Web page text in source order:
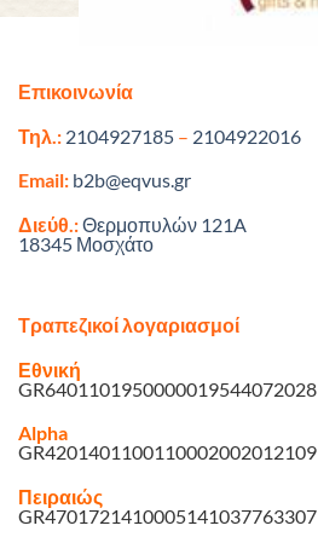
Επικοινωνία
Τηλ.: 2104927185 – 2104922016
Email: b2b@eqvus.gr
Διεύθ.:Θερμοπυλών 121A
18345 Μοσχάτο
Τραπεζικοί λογαριασμοί
Εθνική
GR6401101950000019544072028
Alpha
GR4201401100110002002012109
Πειραιώς
GR4701721410005141037763307